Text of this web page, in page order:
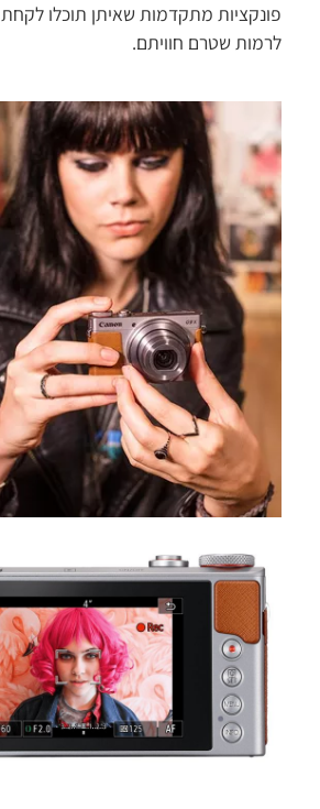
פונקציות מתקדמות שאיתן תוכלו
לרמות שטרם חוויתם.